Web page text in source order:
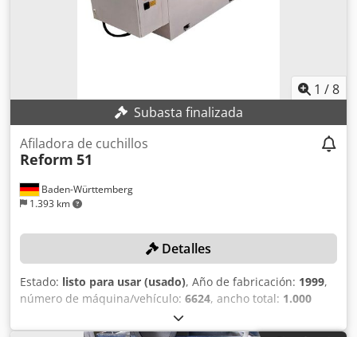
1 /8
Subasta finalizada
Baden-Württemberg
1.393 km
Afiladora de cuchillos
Reform 51
Detalles
Estado: listo para usar (usado), Año de fabricación: 1999,
número de máquina/vehículo: 6624, ancho total: 1.000
3.200 mm, altura total:
tensión de entrada:400 V, longitud de la mesa:1.300 mm,